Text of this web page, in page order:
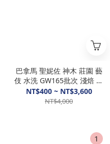
巴拿馬 聖妮佐 神木 莊園 藝
伎 水洗 GW165批次 淺焙 咖
啡豆
NT$400 ~ NT$3,600
NT$4,000
1